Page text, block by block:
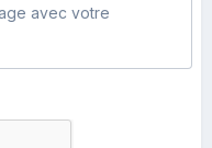
avec votre